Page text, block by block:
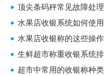
顶尖条码秤常见故障处
水果店收银系统如何使用
水果店收银称的这些操
生鲜超市称重收银系统
超市中常用的收银称种